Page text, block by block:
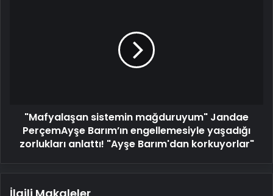
anlattı!
"Ayşe
Barım'dan
"Mafyalaşan sistemin mağduruyum" Jandae
PerçemAyşe Barım’ın engellemesiyle yaşadığı
zorlukları anlattı! "Ayşe Barım'dan korkuyorlar"